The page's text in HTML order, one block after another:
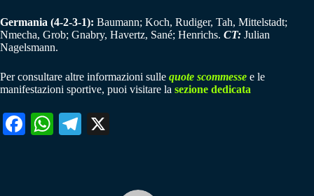
Germania (4-2-3-1): Baumann; Koch, Rudiger, Tah, Mittelstadt;
Nmecha, Grob; Gnabry, Havertz, Sané; Henrichs. CT: Julian
Nagelsmann.
Per consultare altre informazioni sulle quote scommesse e le
manifestazioni sportive, puoi visitare la sezione dedicata
Fa W
Te